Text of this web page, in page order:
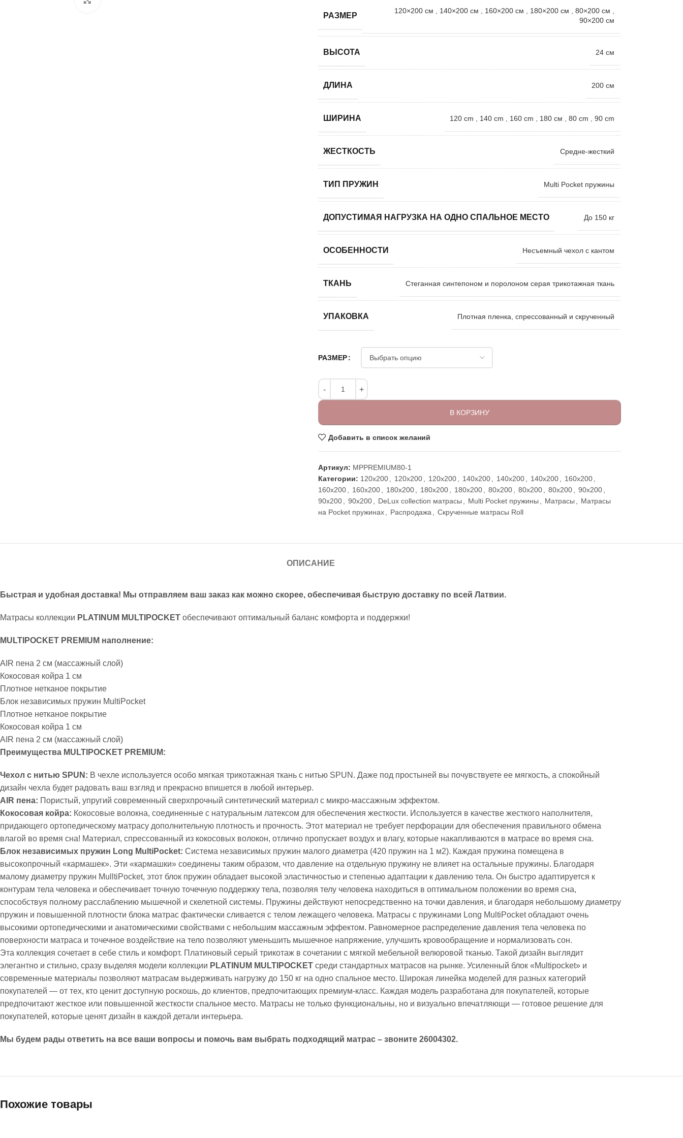
РАЗМЕР
120×200 см 140×200 см 160×200 см 180×200 см 80×200 см
90×200 см
ВЫСОТА 24 см
ДЛИНА 200 см
ШИРИНА 120 cm 140 cm 160 cm 180 см 80 cm 90 cm
ЖЕСТКОСТЬ Средне-жесткий
ТИП ПРУЖИН Multi Pocket пружины
ДОПУСТИМАЯ НАГРУЗКА НА ОДНО СПАЛЬНОЕ МЕСТО До 150 кг
ОСОБЕННОСТИ Несъемный чехол с кантом
ТКАНЬ Стеганная синтепоном и поролоном серая трикотажная ткань
УПАКОВКА Плотная пленка, спрессованный и скрученный
РАЗМЕР
В КОРЗИНУ
Добавить в список желаний
Артикул: MPPREMIUM80-1
Категории: 120x200 120x200 120x200 140x200 140x200 140x200 160x200
160x200
160x200 180x200 180x200 180x200 80x200 80x200 80x200 90x200
90x200
90x200 DeLux collection матрасы Multi Pocket пружины Матрасы
Матрасы
на Pocket пружинах
Распродажа Скрученные матрасы Roll
ОПИСАНИЕ
Быстрая и удобная доставка! Мы отправляем ваш заказ как можно скорее, обеспечивая быструю доставку по всей Латвии.
Матрасы коллекции PLATINUM MULTIPOCKET обеспечивают оптимальный баланс комфорта и поддержки!
MULTIPOCKET PREMIUM наполнение:
AIR пена 2 см (массажный слой)
Кокосовая койра 1 см
Плотное нетканое покрытие
Блок независимых пружин MultiPocket
Плотное нетканое покрытие
Кокосовая койра 1 см
AIR пена 2 см (массажный слой)
Преимущества MULTIPOCKET PREMIUM:
Чехол с нитью SPUN: В чехле используется особо мягкая трикотажная ткань с нитью SPUN. Даже под простыней вы почувствуете ее мягкость, а спокойный
дизайн чехла будет радовать ваш взгляд и прекрасно впишется в любой интерьер.
AIR пена: Пористый, упругий современный сверхпрочный синтетический материал с микро-массажным эффектом.
Кокосовая койра: Кокосовые волокна, соединенные с натуральным латексом для обеспечения жесткости. Используется в качестве жесткого наполнителя,
придающего ортопедическому матрасу дополнительную плотность и прочность. Этот материал не требует перфорации для обеспечения правильного обмена
влагой во время сна! Материал, спрессованный из кокосовых волокон, отлично пропускает воздух и влагу, которые накапливаются в матрасе во время сна.
Блок независимых пружин Long MultiPocket: Система независимых пружин малого диаметра (420 пружин на 1 м2). Каждая пружина помещена в
высокопрочный «кармашек». Эти «кармашки» соединены таким образом, что давление на отдельную пружину не влияет на остальные пружины. Благодаря
малому диаметру пружин MulltiPocket, этот блок пружин обладает высокой эластичностью и степенью адаптации к давлению тела. Он быстро адаптируется к
контурам тела человека и обеспечивает точную точечную поддержку тела, позволяя телу человека находиться в оптимальном положении во время сна,
способствуя полному расслаблению мышечной и скелетной системы. Пружины действуют непосредственно на точки давления, и благодаря небольшому диаметру
пружин и повышенной плотности блока матрас фактически сливается с телом лежащего человека. Матрасы с пружинами Long MultiPocket обладают очень
высокими ортопедическими и анатомическими свойствами с небольшим массажным эффектом. Равномерное распределение давления тела человека по
поверхности матраса и точечное воздействие на тело позволяют уменьшить мышечное напряжение, улучшить кровообращение и нормализовать сон.
Эта коллекция сочетает в себе стиль и комфорт. Платиновый серый трикотаж в сочетании с мягкой мебельной велюровой тканью. Такой дизайн выглядит
элегантно и стильно, сразу выделяя модели коллекции PLATINUM MULTIPOCKET среди стандартных матрасов на рынке. Усиленный блок «Multipocket» и
современные материалы позволяют матрасам выдерживать нагрузку до 150 кг на одно спальное место. Широкая линейка моделей для разных категорий
покупателей — от тех, кто ценит доступную роскошь, до клиентов, предпочитающих премиум-класс. Каждая модель разработана для покупателей, которые
предпочитают жесткое или повышенной жесткости спальное место. Матрасы не только функциональны, но и визуально впечатляющи — готовое решение для
покупателей, которые ценят дизайн в каждой детали интерьера.
Мы будем рады ответить на все ваши вопросы и помочь вам выбрать подходящий матрас – звоните 26004302.
Похожие товары